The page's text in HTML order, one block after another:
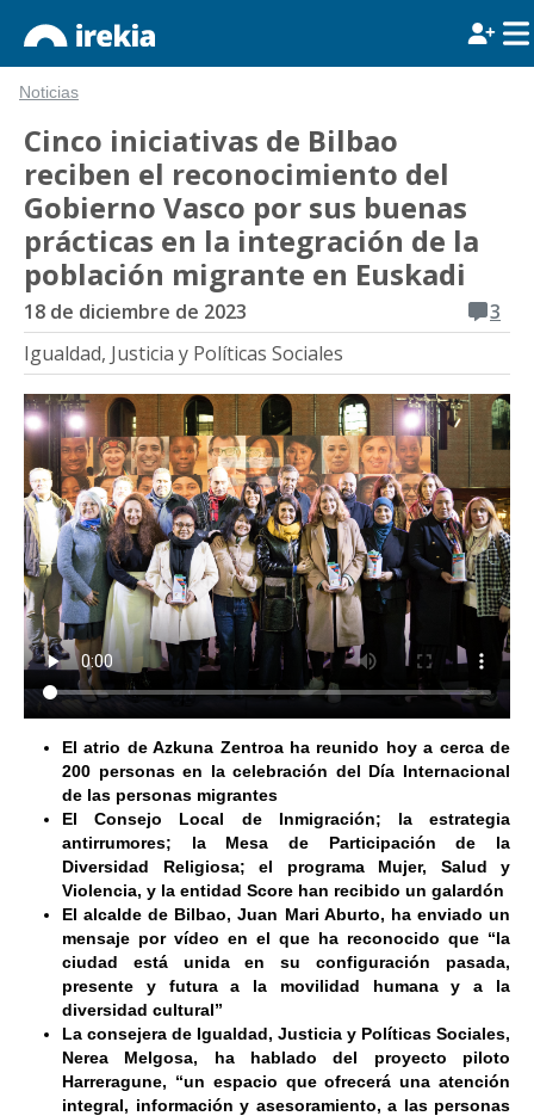
Noticias
Cinco iniciativas de Bilbao
reciben el reconocimiento del
Gobierno Vasco por sus buenas
prácticas en la integración de la
población migrante en Euskadi
18 de diciembre de 2023
3
Igualdad, Justicia y Políticas Sociales
El atrio de Azkuna Zentroa ha reunido hoy a cerca de
200 personas en la celebración del Día Internacional
de las personas migrantes
El Consejo Local de Inmigración; la estrategia
antirrumores; la Mesa de Participación de la
Diversidad Religiosa; el programa Mujer, Salud y
Violencia, y la entidad Score han recibido un galardón
El alcalde de Bilbao, Juan Mari Aburto, ha enviado un
mensaje por vídeo en el que ha reconocido que “la
ciudad está unida en su configuración pasada,
presente y futura a la movilidad humana y a la
diversidad cultural”
La consejera de Igualdad, Justicia y Políticas Sociales,
Nerea Melgosa, ha hablado del proyecto piloto
Harreragune, “un espacio que ofrecerá una atención
integral, información y asesoramiento, a las personas